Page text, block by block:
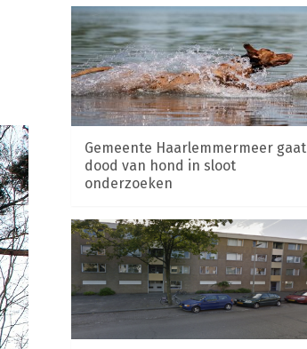
Gemeente Haarlemmermeer gaat
dood van hond in sloot
onderzoeken